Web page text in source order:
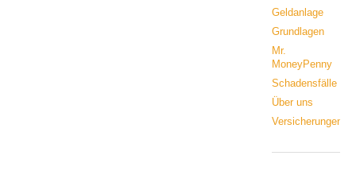
Geldanlage
Grundlagen
Mr.
MoneyPenny
Schadensfälle
Über uns
Versicherungen